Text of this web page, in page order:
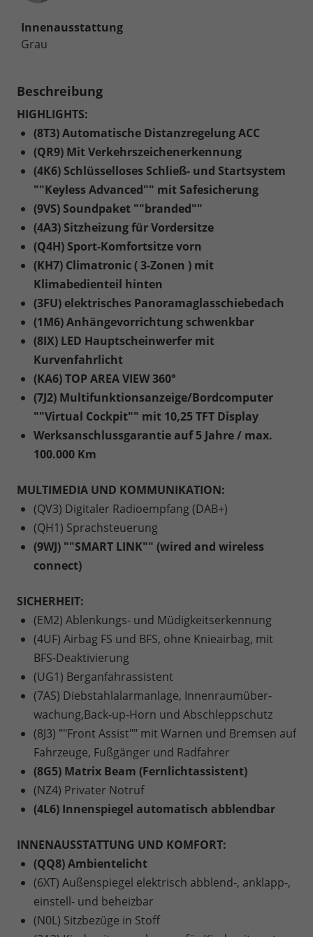
Innenausstattung
Grau
Beschreibung
HIGHLIGHTS:
(8T3) Automatische Distanzregelung ACC
(QR9) Mit Verkehrszeichenerkennung
(4K6) Schlüsselloses Schließ- und Startsystem
""Keyless Advanced"" mit Safesicherung
(9VS) Soundpaket ""branded""
(4A3) Sitzheizung für Vordersitze
(Q4H) Sport-Komfortsitze vorn
(KH7) Climatronic ( 3-Zonen ) mit
Klimabedienteil hinten
(3FU) elektrisches Panoramaglasschiebedach
(1M6) Anhängevorrichtung schwenkbar
(8IX) LED Hauptscheinwerfer mit
Kurvenfahrlicht
(KA6) TOP AREA VIEW 360°
(7J2) Multifunktionsanzeige/Bordcomputer
""Virtual Cockpit"" mit 10,25 TFT Display
Werksanschlussgarantie auf 5 Jahre / max.
100.000 Km
MULTIMEDIA UND KOMMUNIKATION:
(QV3) Digitaler Radioempfang (DAB+)
(QH1) Sprachsteuerung
(9WJ) ""SMART LINK"" (wired and wireless
connect)
SICHERHEIT:
(EM2) Ablenkungs- und Müdigkeitserkennung
(4UF) Airbag FS und BFS, ohne Knieairbag, mit
BFS-Deaktivierung
(UG1) Berganfahrassistent
(7AS) Diebstahlalarmanlage, Innenraumüber-
wachung,Back-up-Horn und Abschleppschutz
(8J3) ""Front Assist"" mit Warnen und Bremsen auf
Fahrzeuge, Fußgänger und Radfahrer
(8G5) Matrix Beam (Fernlichtassistent)
(NZ4) Privater Notruf
(4L6) Innenspiegel automatisch abblendbar
INNENAUSSTATTUNG UND KOMFORT:
(QQ8) Ambientelicht
(6XT) Außenspiegel elektrisch abblend-, anklapp-,
einstell- und beheizbar
(N0L) Sitzbezüge in Stoff